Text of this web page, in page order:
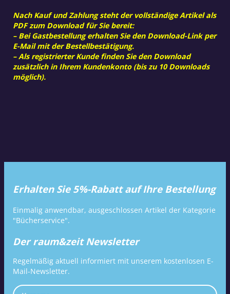
Nach Kauf und Zahlung steht der vollständige Artikel als
PDF zum Download für Sie bereit:
– Bei Gastbestellung erhalten Sie den Download-Link per
E-Mail mit der Bestellbestätigung.
– Als registrierter Kunde finden Sie den Download
zusätzlich in Ihrem Kundenkonto (bis zu 10 Downloads
möglich).
Erhalten Sie 5%-Rabatt auf Ihre Bestellung
Einmalig anwendbar, ausgeschlossen Artikel der Kategorie
"Bücherservice".
Der raum&zeit Newsletter
Regelmäßig aktuell informiert mit unserem kostenlosen E-
Mail-Newsletter.